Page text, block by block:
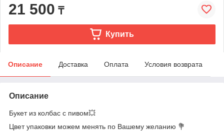
21 500 ₸
Купить
Описание Доставка Оплата Условия возврата
Описание
Букет из колбас с пивом💥
Цвет упаковки можем менять по Вашему желанию 💐